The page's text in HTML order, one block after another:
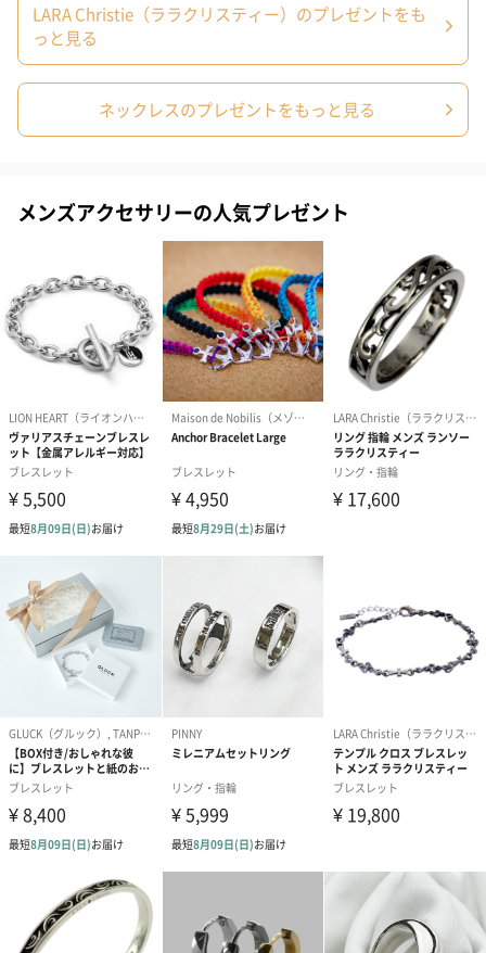
LARA Christie（ララクリスティー）のプレゼントをも
っと見る
ネックレスのプレゼントをもっと見る
メンズアクセサリーの人気プレゼント